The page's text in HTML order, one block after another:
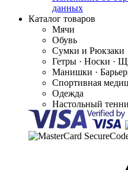
данных
Каталог товаров
Мячи
Обувь
Сумки и Рюкзаки
Гетры · Носки ·
Манишки ·
Спортивная
Одежда
Настольный